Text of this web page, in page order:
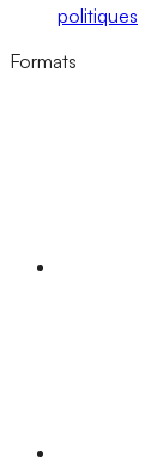
politiques
Formats